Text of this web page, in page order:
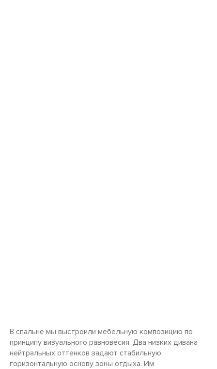
В спальне мы выстроили мебельную композицию по
принципу визуального равновесия. Два низких дивана
нейтральных оттенков задают стабильную,
горизонтальную основу зоны отдыха. Им